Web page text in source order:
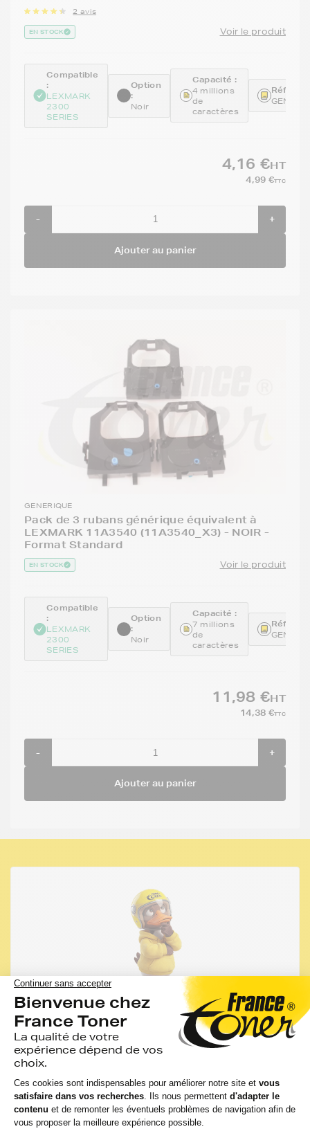
2 avis
EN STOCK Voir le produit
Compatible
:
LEXMARK
2300
SERIES
Option
:
Noir
Capacité :
4 millions
de
caractères
4,16 €HT
4,99 €TTC
- +
Ajouter au panier
GENERIQUE
Pack de 3 rubans générique équivalent à
LEXMARK 11A3540 (11A3540_X3) - NOIR -
Format Standard
EN STOCK Voir le produit
Compatible
:
LEXMARK
2300
SERIES
Option
:
Noir
Capacité :
7 millions
de
caractères
11,98 €HT
14,38 €TTC
- +
Ajouter au panier
Les conseils de FranceToner
Vous pourriez économiser jusqu'à -50% avec les
cartouches, rubans et accessoires compatibles
France Toner.
Toutes nos cartouches d'encre FranceToner sont
100% compatibles avec votre imprimante,
sélectionnées pour la qualité de l'encre et garanties
2 ans. 80% de nos clients choisissent ces
cartouches.